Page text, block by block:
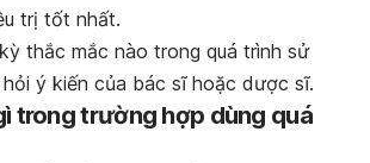
trị tốt nhất.
thắc mắc nào trong quá trình sử
ý kiến của bác sĩ hoặc dược sĩ.
trong trường hợp dùng quá